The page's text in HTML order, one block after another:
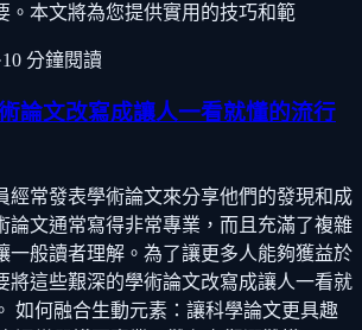
。本文將為您提供實用的技巧和範
10 分鐘閱讀
論文改寫成讓人一看就懂的流行
經常發表學術論文來分享他們的發現和成
論文通常寫得非常專業，而且充滿了複雜
一般讀者理解。為了讓更多人能夠獲益於
將這些艱深的學術論文改寫成讓人一看就
如何融合生動元素：讓科學論文更具趣